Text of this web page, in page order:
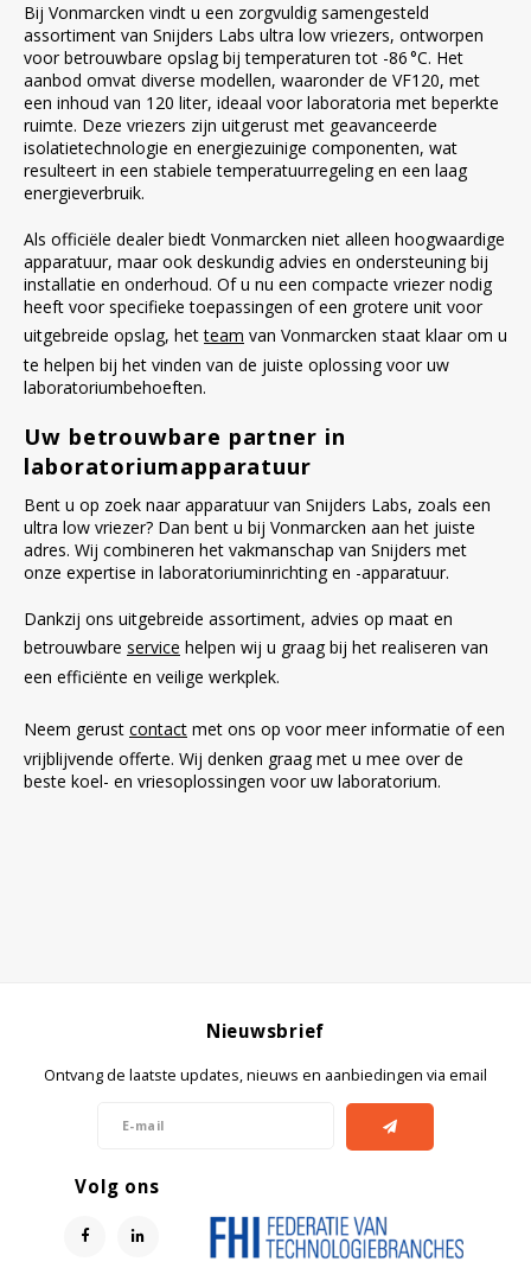
Bij Vonmarcken vindt u een zorgvuldig samengesteld
assortiment van Snijders Labs ultra low vriezers, ontworpen
voor betrouwbare opslag bij temperaturen tot -86 °C. Het
aanbod omvat diverse modellen, waaronder de VF120, met
een inhoud van 120 liter, ideaal voor laboratoria met beperkte
ruimte. Deze vriezers zijn uitgerust met geavanceerde
isolatietechnologie en energiezuinige componenten, wat
resulteert in een stabiele temperatuurregeling en een laag
energieverbruik.
Als officiële dealer biedt Vonmarcken niet alleen hoogwaardige
apparatuur, maar ook deskundig advies en ondersteuning bij
installatie en onderhoud. Of u nu een compacte vriezer nodig
heeft voor specifieke toepassingen of een grotere unit voor
uitgebreide opslag, hetteam van Vonmarcken staat klaar om u
te helpen bij het vinden van de juiste oplossing voor uw
laboratoriumbehoeften.
Uw betrouwbare partner in
laboratoriumapparatuur
Bent u op zoek naar apparatuur van Snijders Labs, zoals een
ultra low vriezer? Dan bent u bij Vonmarcken aan het juiste
adres. Wij combineren het vakmanschap van Snijders met
onze expertise in laboratoriuminrichting en -apparatuur.
Dankzij ons uitgebreide assortiment, advies op maat en
betrouwbare service helpen wij u graag bij het realiseren van
een efficiënte en veilige werkplek.
Neem gerust contact met ons op voor meer informatie of een
vrijblijvende offerte. Wij denken graag met u mee over de
beste koel- en vriesoplossingen voor uw laboratorium.
Nieuwsbrief
Ontvang de laatste updates, nieuws en aanbiedingen via email
Volg ons